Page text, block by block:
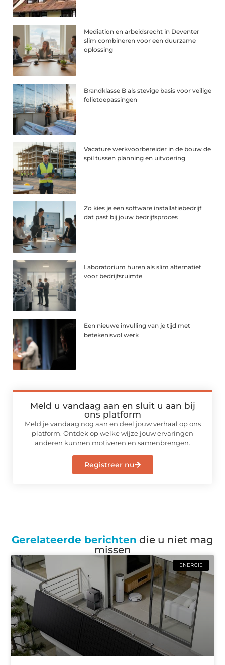
Mediation en arbeidsrecht in Deventer
slim combineren voor een duurzame
oplossing
Brandklasse B als stevige basis voor veilige
folietoepassingen
Vacature werkvoorbereider in de bouw de
spil tussen planning en uitvoering
Zo kies je een software installatiebedrijf
dat past bij jouw bedrijfsproces
Laboratorium huren als slim alternatief
voor bedrijfsruimte
Een nieuwe invulling van je tijd met
betekenisvol werk
Meld u vandaag aan en sluit u aan bij
ons platform
Meld je vandaag nog aan en deel jouw verhaal op ons
platform. Ontdek op welke wijze jouw ervaringen
anderen kunnen motiveren en samenbrengen.
Registreer nu
Gerelateerde berichten die u niet mag
missen
ENERGIE